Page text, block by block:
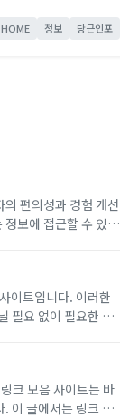
HOME 정보 당근인포
편의성과 경험 개선
보에 접근할 수 있도
이트입니다. 이러한
필요 없이 필요한 정
크 모음 사이트는 바
이 글에서는 링크 모